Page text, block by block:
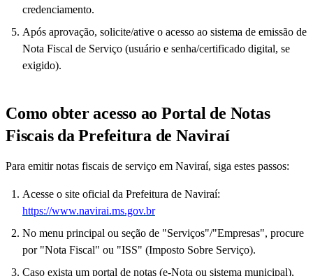
credenciamento.
Após aprovação, solicite/ative o acesso ao sistema de emissão de
Nota Fiscal de Serviço (usuário e senha/certificado digital, se
exigido).
Como obter acesso ao Portal de Notas
Fiscais da Prefeitura de Naviraí
Para emitir notas fiscais de serviço em Naviraí, siga estes passos:
Acesse o site oficial da Prefeitura de Naviraí:
https://www.navirai.ms.gov.br
No menu principal ou seção de "Serviços"/"Empresas", procure
por "Nota Fiscal" ou "ISS" (Imposto Sobre Serviço).
Caso exista um portal de notas (e-Nota ou sistema municipal),